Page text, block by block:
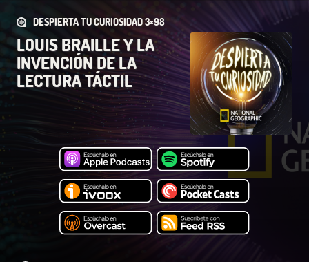
DESPIERTA TU CURIOSIDAD 3×98
LOUIS BRAILLE Y LA
INVENCIÓN DE LA
LECTURA TÁCTIL